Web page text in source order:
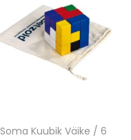
Soma Kuubik Väike / 6